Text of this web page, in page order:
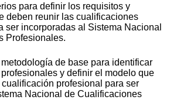
para definir los requisitos y
deben reunir las cualificaciones
ser incorporadas al Sistema Nacional
Profesionales.
de base para identificar
y definir el modelo que
profesional para ser
Nacional de Cualificaciones